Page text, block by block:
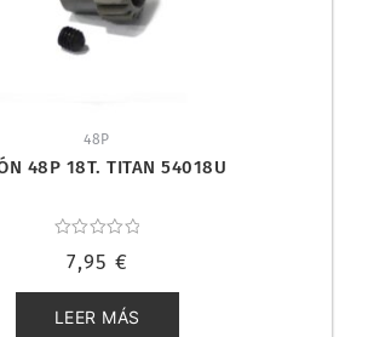
48P
48P 18T. TITAN 54018U
con
de
5
7,95 €
LEER MÁS